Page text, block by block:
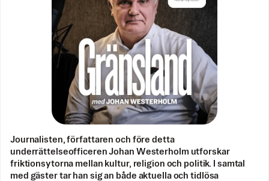
Journalisten, författaren och före detta
underrättelseofficeren Johan Westerholm utforskar
friktionsytorna mellan kultur, religion och politik. I samtal
med gäster tar han sig an både aktuella och tidlösa